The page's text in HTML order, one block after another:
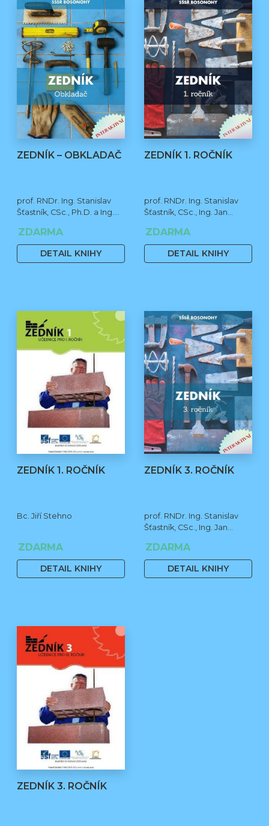
ZEDNÍK – OBKLADAČ
prof. RNDr. Ing. Stanislav
Šťastník, CSc., Ph.D. a Ing.
ZDARMA
DETAIL KNIHY
ZEDNÍK 1. ROČNÍK
prof. RNDr. Ing. Stanislav
Šťastník, CSc., Ing. Jan
Stehno
ZDARMA
DETAIL KNIHY
ZEDNÍK 1. ROČNÍK
Bc. Jiří Stehno
ZDARMA
DETAIL KNIHY
ZEDNÍK 3. ROČNÍK
prof. RNDr. Ing. Stanislav
Šťastník, CSc., Ing. Jan
Stehno
ZDARMA
DETAIL KNIHY
ZEDNÍK 3. ROČNÍK